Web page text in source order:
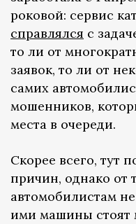
роковой: сервис
справлялся с
то ли от
заявок, то ли от
самих
мошенников,
места в очереди.
Скорее всего, тут
причин, однако от
автомобилистам
ими машины стоят